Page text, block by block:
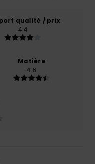
qualité / prix
4.4
Matière
4.6